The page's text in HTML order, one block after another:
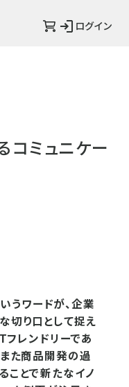
ログイン
コミュニケー
いうワードが、企業
切り口として捉え
フレンドリーであ
た商品開発の過
ことで新たなイノ